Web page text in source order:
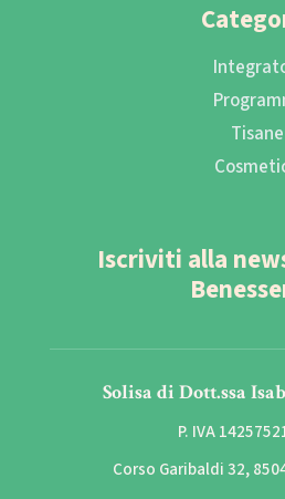
Tisane
Iscriviti alla
Solisa di Dott.ssa
P. IVA
Corso Garibaldi 32,